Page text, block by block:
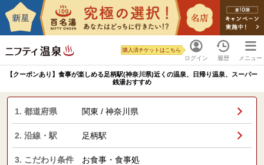
ログイン
購入済チケットはこちら
履歴 メニュー
【クーポンあり】食事が楽しめる足柄駅(神奈川県)近くの温泉、日帰り温泉、スーパー
銭湯おすすめ
1. 都道府県 関東 / 神奈川県
2. 沿線・駅 足柄駅
3. こだわり条件 お食事・食事処